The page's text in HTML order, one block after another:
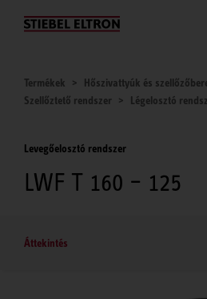
Hírek
Termékek
Hőszivattyúk és
Szellőztető rendszer
Légelosztó
Levegőelosztó rendszer
LWF T 160 – 125
Áttekintés